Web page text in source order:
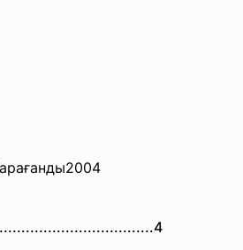
.......4